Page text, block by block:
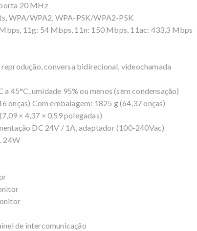
20 MHz
WPA/WPA2, WPA-PSK/WPA2-PSK
11g: 54 Mbps, 11n: 150 Mbps, 11ac: 433,3 Mbps
conversa bidirecional, videochamada
45°C, umidade 95% ou menos (sem condensação)
onças) Com embalagem: 1825 g (64,37 onças)
× 4,37 × 0,59 polegadas)
DC 24V / 1A, adaptador (100-240Vac)
24W
de intercomunicação